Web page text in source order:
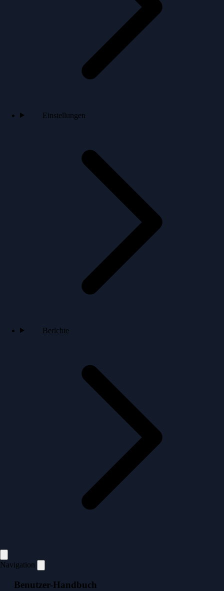
Einstellungen
Berichte
Navigation
Benutzer-Handbuch